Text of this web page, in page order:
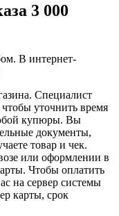
3 000
В интернет-
Специалист
уточнить время
купюры. Вы
документы,
товар и чек.
или оформлении в
Чтобы оплатить
на сервер системы
карты, срок